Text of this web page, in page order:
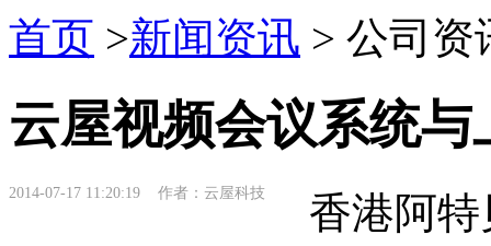
首页 >新闻资讯 > 公司资
云屋视频会议系统
2014-07-17 11:20:19 作者：云屋科技
香港阿特